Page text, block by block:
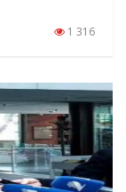
1 316